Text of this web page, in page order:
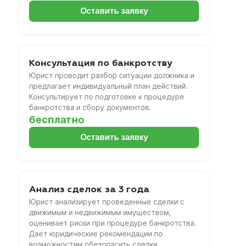
Оставить заявку
Консультация по банкротству
Юрист проводит разбор ситуации должника и
предлагает индивидуальный план действий.
Консультирует по подготовке к процедуре
банкротства и сбору документов.
бесплатно
Оставить заявку
Анализ сделок за 3 года
Юрист анализирует проведенные сделки с
движимым и недвижимым имуществом,
оценивает риски при процедуре банкротства.
Дает юридические рекомендации по
возможностям обезопасить сделки.